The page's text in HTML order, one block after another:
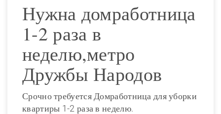
Нужна домработница
1-2 раза в
неделю,метро
Дружбы Народов
Срочно требуется Домработница для уборки
квартиры 1-2 раза в неделю.